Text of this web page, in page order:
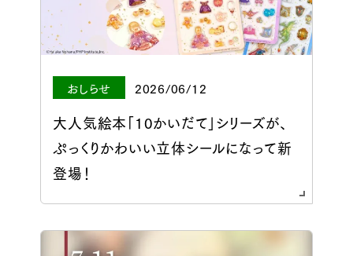
おしらせ 2026/06/12
大人気絵本「10かいだて」シリーズが、
ぷっくりかわいい立体シールになって新
登場！